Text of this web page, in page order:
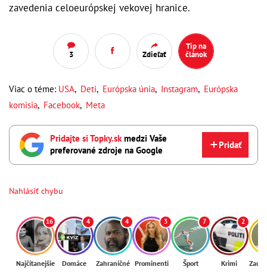
zavedenia celoeurópskej vekovej hranice.
3 Zdieľať
Tip na
článok
Viac o téme: USA, Deti, Európska únia, Instagram, Európska
komisia, Facebook, Meta
Pridajte si Topky.skmedzi Vaše
preferované zdroje na Google
Pridať
Nahlásiť chybu
16
Najčítanejšie
4
Domáce
4
Zahraničné
3
Prominenti
7
Šport
2
Krimi